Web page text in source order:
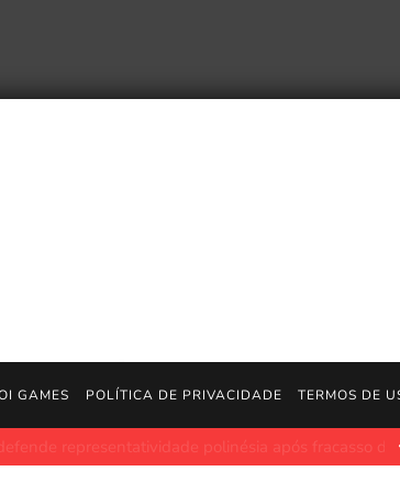
GAMES POLÍTICA DE PRIVACIDADE TERMOS DE
polinésia após fracasso de bilheteria